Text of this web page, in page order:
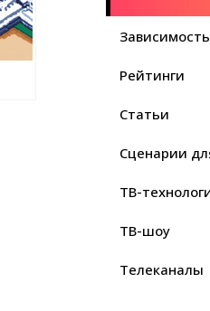
Рейтинги
Статьи
Сценарии
ТВ-
ТВ-шоу
Телеканалы